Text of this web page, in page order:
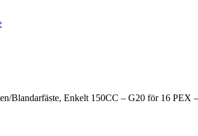
/Blandarfäste, Enkelt 150CC – G20 för 16 PEX